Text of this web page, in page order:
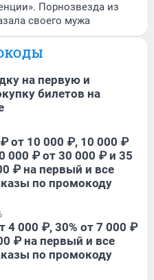
Порнозвезда из
своего мужа
на первую и
билетов на
от 10 000 ₽, 10 000 ₽
000 ₽ от 30 000 ₽ и 35
₽ на первый и все
по промокоду
4 000 ₽, 30% от 7 000 ₽
₽ на первый и все
по промокоду